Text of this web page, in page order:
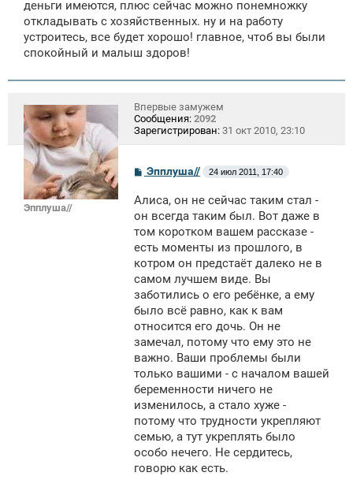
деньги имеются, плюс сейчас можно понемножку
откладывать с хозяйственных. ну и на работу
устроитесь, все будет хорошо! главное, чтоб вы были
спокойный и малыш здоров!
Эпплуша//
Впервые замужем
Сообщения: 2092
Зарегистрирован: 31 окт 2010, 23:10
С
о
б
щ
н
и
Эпплуша// 24 июл 2011, 17:40
Алиса, он не сейчас таким стал -
он всегда таким был. Вот даже в
том коротком вашем рассказе -
есть моменты из прошлого, в
котром он предстаёт далеко не в
самом лучшем виде. Вы
заботились о его ребёнке, а ему
было всё равно, как к вам
относится его дочь. Он не
замечал, потому что ему это не
важно. Ваши проблемы были
только вашими - с началом вашей
беременности ничего не
изменилось, а стало хуже -
потому что трудности укрепляют
семью, а тут укреплять было
особо нечего. Не сердитесь,
говорю как есть.